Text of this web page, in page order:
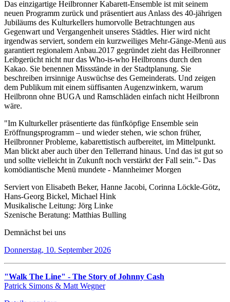
Das einzigartige Heilbronner Kabarett-Ensemble ist mit seinem
neuen Programm zurück und präsentiert aus Anlass des 40-jährigen
Jubiläums des Kulturkellers humorvolle Betrachtungen aus
Gegenwart und Vergangenheit unseres Städtles. Hier wird nicht
irgendwas serviert, sondern ein kurzweiliges Mehr-Gänge-Menü aus
garantiert regionalem Anbau.2017 gegründet zieht das Heilbronner
Leibgerücht nicht nur das Who-is-who Heilbronns durch den
Kakao. Sie benennen Missstände in der Stadtplanung. Sie
beschreiben irrsinnige Auswüchse des Gemeinderats. Und zeigen
dem Publikum mit einem süffisanten Augenzwinkern, warum
Heilbronn ohne BUGA und Ramschläden einfach nicht Heilbronn
wäre.
"Im Kulturkeller präsentierte das fünfköpfige Ensemble sein
Eröffnungsprogramm – und wieder stehen, wie schon früher,
Heilbronner Probleme, kabarettistisch aufbereitet, im Mittelpunkt.
Man blickt aber auch über den Tellerrand hinaus. Und das ist gut so
und sollte vielleicht in Zukunft noch verstärkt der Fall sein."- Das
komödiantische Menü mundete - Mannheimer Morgen
Serviert von Elisabeth Beker, Hanne Jacobi, Corinna Löckle-Götz,
Hans-Georg Bickel, Michael Hink
Musikalische Leitung: Jörg Linke
Szenische Beratung: Matthias Bulling
Demnächst bei uns
Donnerstag, 10. September 2026
"Walk The Line" - The Story of Johnny Cash
Patrick Simons & Matt Wegner